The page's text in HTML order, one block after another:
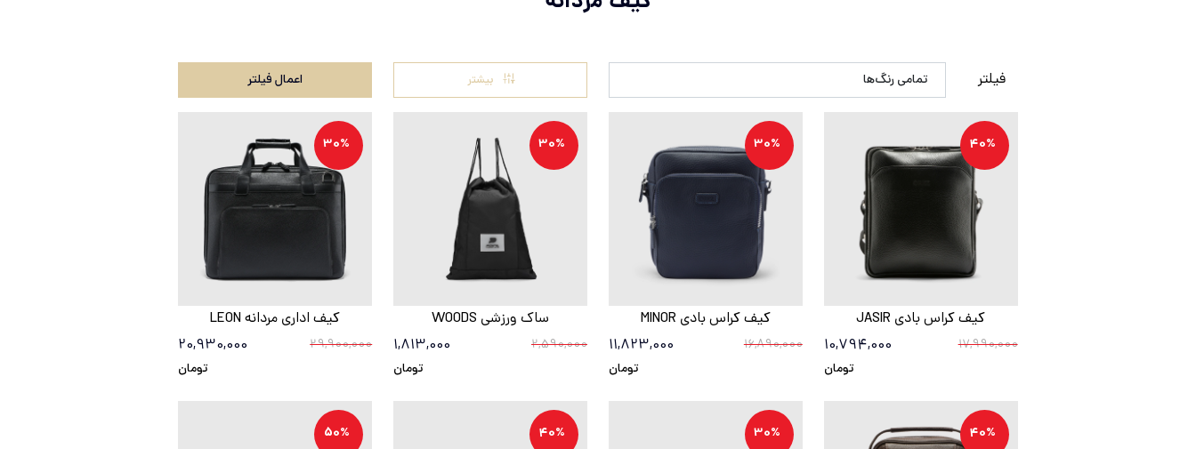
فیلتر بیشتر اعمال فیلتر
40%
کیف کراس بادی JASIR
17,990,000
10,794,000
تومان
30%
کیف کراس بادی MINOR
16,890,000
11,823,000
تومان
30%
ساک ورزشی WOODS
2,590,000
1,813,000
تومان
30%
کیف اداری مردانه LEON
29,900,000
20,930,000
تومان
40%
30%
40%
50%